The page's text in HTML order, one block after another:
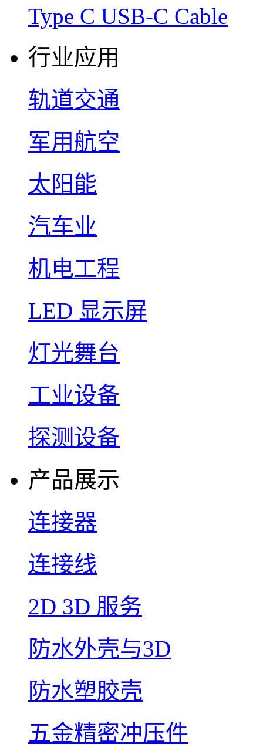
Type C USB-C Cable
行业应用
轨道交通
军用航空
太阳能
汽车业
机电工程
LED 显示屏
灯光舞台
工业设备
探测设备
产品展示
连接器
连接线
2D 3D 服务
防水外壳与3D
防水塑胶壳
五金精密冲压件